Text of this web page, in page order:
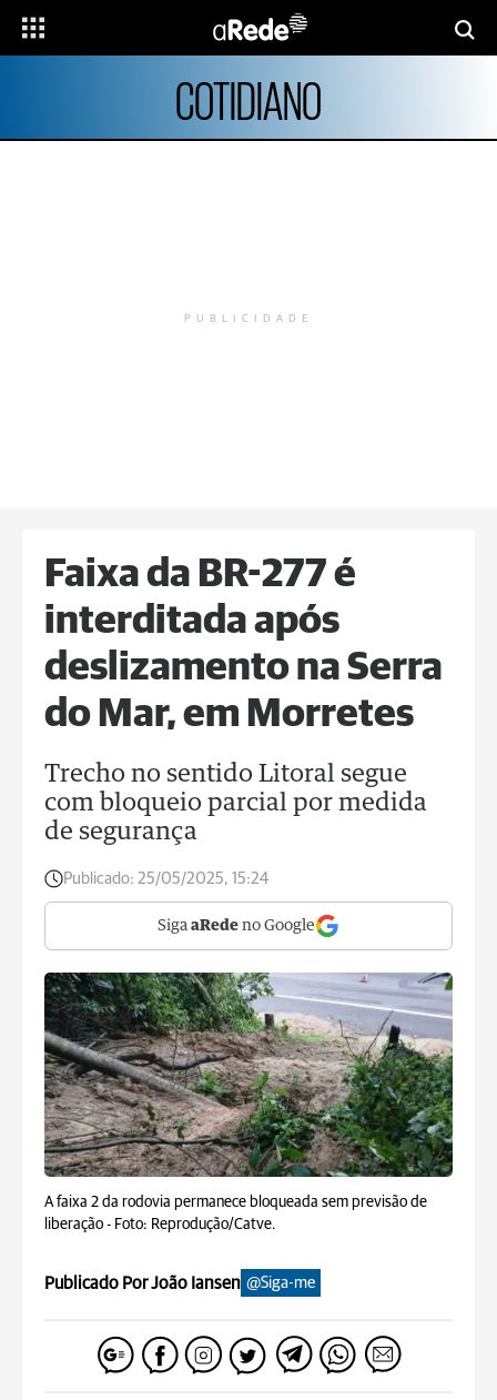
COTIDIANO
PUBLICIDADE
Faixa da BR-277 é
interditada após
deslizamento na Serra
do Mar, em Morretes
Trecho no sentido Litoral segue
com bloqueio parcial por medida
de segurança
Publicado: 25/05/2025, 15:24
Siga aRede no Google
A faixa 2 da rodovia permanece bloqueada sem previsão de
liberação - Foto: Reprodução/Catve.
Publicado Por João Iansen @Siga-me